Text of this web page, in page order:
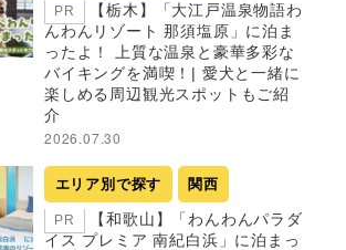
PR
【栃木】「大江戸温泉物語わ
んわんリゾート 那須塩原」に泊ま
ったよ！ 上質な温泉と豪華多彩な
バイキングを満喫！| 愛犬と一緒に
楽しめる周辺観光スポットもご紹
介
2026.07.30
エリア別で探す 関西
PR
【和歌山】「わんわんパラダ
イス プレミア 南紀白浜」に泊まっ